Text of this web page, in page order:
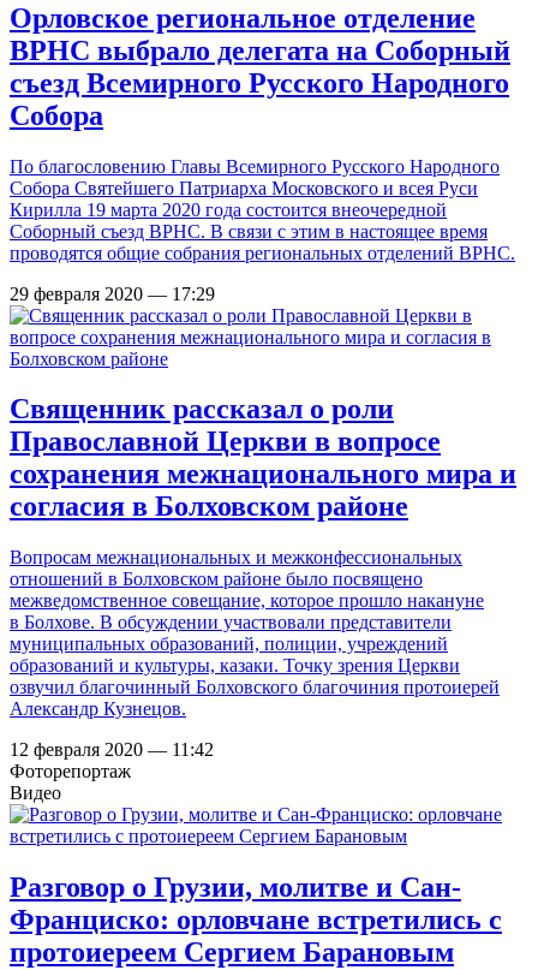
Орловское региональное отделение
ВРНС выбрало делегата на Соборный
съезд Всемирного Русского Народного
Собора
По благословению Главы Всемирного Русского Народного
Собора Святейшего Патриарха Московского и всея Руси
Кирилла 19 марта 2020 года состоится внеочередной
Соборный съезд ВРНС. В связи с этим в настоящее время
проводятся общие собрания региональных отделений ВРНС.
29 февраля 2020 — 17:29
Священник рассказал о роли
Православной Церкви в вопросе
сохранения межнационального мира и
согласия в Болховском районе
Вопросам межнациональных и межконфессиональных
отношений в Болховском районе было посвящено
межведомственное совещание, которое прошло накануне
в Болхове. В обсуждении участвовали представители
муниципальных образований, полиции, учреждений
образований и культуры, казаки. Точку зрения Церкви
озвучил благочинный Болховского благочиния протоиерей
Александр Кузнецов.
12 февраля 2020 — 11:42
Фоторепортаж
Видео
Разговор о Грузии, молитве и Сан-
Франциско: орловчане встретились с
протоиереем Сергием Барановым